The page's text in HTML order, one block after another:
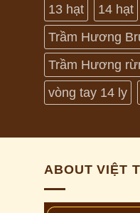
13 hạt 14 hạt
Trầm Hương
Trầm Hương
vòng tay 14 ly
ABOUT VIỆT